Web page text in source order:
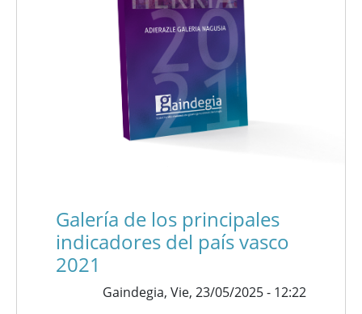
Galería de los principales
indicadores del país vasco
2021
Gaindegia, Vie, 23/05/2025 - 12:22